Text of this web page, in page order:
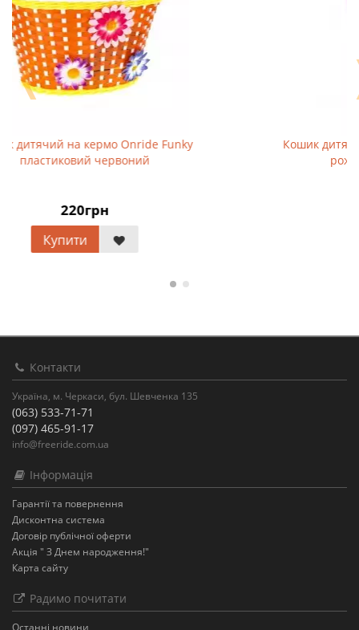
Кошик дитячий на кермо Onride Funky
пластиковий червоний
Купити
❬
Контакти
Україна, м. Черкаси, бул. Шевченка 135
(063) 533-71-71
(097) 465-91-17
info@freeride.com.ua
Інформація
Гарантії та повернення
Дисконтна система
Договір публічної оферти
Акція " З Днем народження!"
Карта сайту
Радимо почитати
Останнi новини